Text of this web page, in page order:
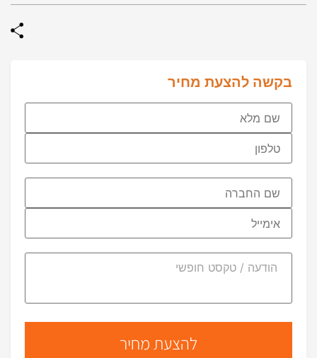
בקשה להצעת מחיר